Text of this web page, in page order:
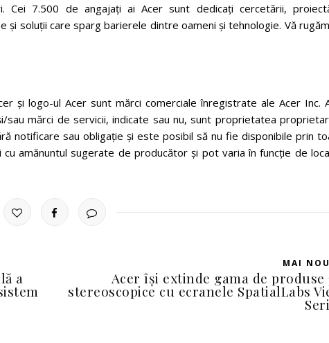
Cei 7.500 de angajați ai Acer sunt dedicați cercetării,
și soluții care sparg barierele dintre oameni și tehnologie. Vă
și logo-ul Acer sunt mărci comerciale înregistrate ale Acer Inc.
sau mărci de servicii, indicate sau nu, sunt proprietatea
notificare sau obligație și este posibil să nu fie disponibile prin
amănuntul sugerate de producător și pot varia în funcție de
a
MAI NOU
Acer își extinde gama de produse
stereoscopice cu ecranele SpatialLabs